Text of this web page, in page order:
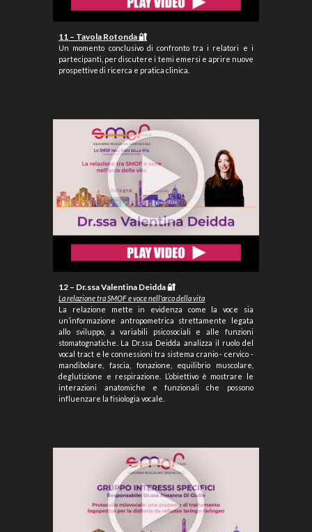
11 – Tavola Rotonda 🔐
Un momento conclusivo di confronto tra i relatori e i
partecipanti, per discutere i temi emersi e aprire nuove
prospettive di ricerca e pratica clinica.
12 – Dr.ssa Valentina Deidda 🔐
La relazione tra SMOF evoce nell'arco della vita
La relazione mette in evidenza come la voce sia
un’informazione antropometrica strettamente legata
allo sviluppo, a variabili psicosociali e alle funzioni
stomatognatiche. La Dr.ssa Deidda analizza il ruolo del
vocal tract e le connessioni tra sistema cranio - cervico -
mandibolare, fascia, fonazione, equilibrio muscolare,
deglutizione e respirazione. L’obiettivo è mostrare le
interazioni anatomiche e funzionali che possono
influenzare la fisiologia vocale.